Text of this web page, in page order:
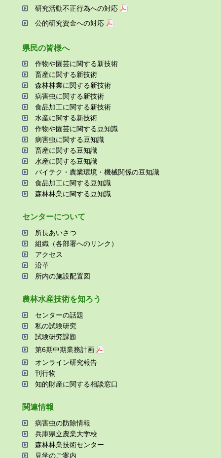
研究活動不正⾏為への対応
公的研究資金への対応
県⺠の皆様へ
作物や園芸に関する新技術
畜産に関する新技術
森林林業に関する新技術
病害⾍に関する新技術
⾷品加⼯に関する新技術
⽔産に関する新技術
作物や園芸に関する⾖知識
病害⾍に関する⾖知識
畜産に関する⾖知識
⽔産に関する⾖知識
バイテク・農業環境・機械関係の⾖知識
⾷品加⼯に関する⾖知識
森林林業に関する⾖知識
センターについて
所⻑あいさつ
組織（各部署へのリンク）
アクセス
沿⾰
所内の施設配置図
農林⽔産技術を知ろう
センターの話題
私の試験研究
試験研究課題
第6期中期業務計画
オンライン研究報告
刊⾏物
知的財産に関する相談窓⼝
関連情報
病害⾍の防除情報
兵庫県⽴農業⼤学校
森林林業技術センター
⾒学のご案内